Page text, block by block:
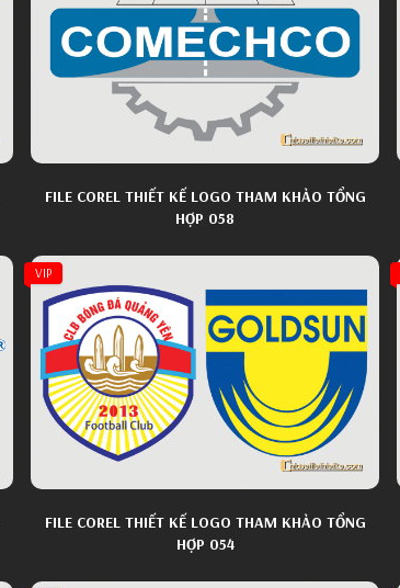
FILE COREL THIẾT KẾ LOGO THAM KHẢO TỔNG
HỢP 058
VIP
FILE COREL THIẾT KẾ LOGO THAM KHẢO TỔNG
HỢP 054